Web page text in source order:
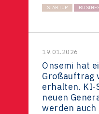
STARTUP
19.01.2026
Onsemi hat
Großauftrag
erhalten. KI-
neuen
werden auch